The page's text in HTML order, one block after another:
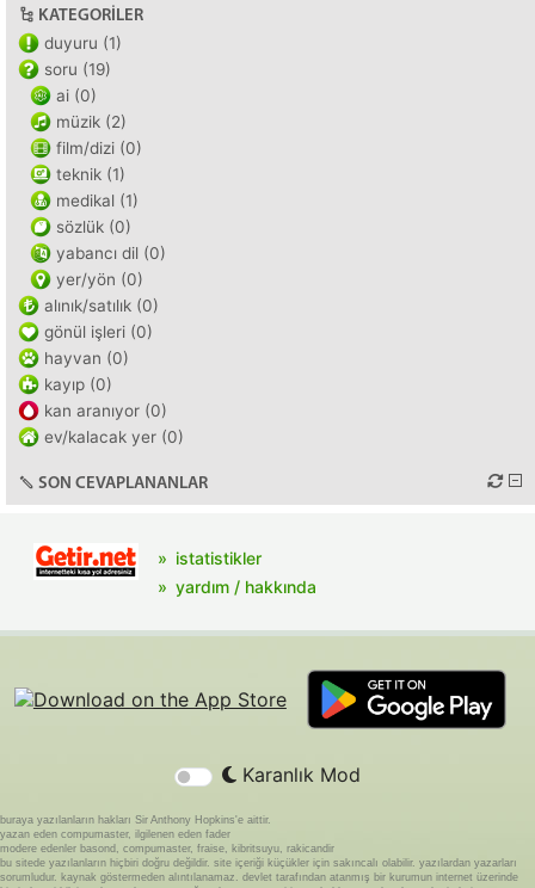
KATEGORILER
duyuru (1)
soru (19)
ai (0)
müzik (2)
film/dizi (0)
teknik (1)
medikal (1)
sözlük (0)
yabancı dil (0)
yer/yön (0)
alınık/satılık (0)
gönül işleri (0)
hayvan (0)
kayıp (0)
kan aranıyor (0)
ev/kalacak yer (0)
SON CEVAPLANANLAR
istatistikler
yardım / hakkında
Karanlık Mod
buraya yazılanların hakları Sir Anthony Hopkins'e aittir.
yazan eden compumaster, ilgilenen eden fader
modere edenler basond, compumaster, fraise, kibritsuyu, rakicandir
bu sitede yazılanların hiçbiri doğru değildir. site içeriği küçükler için sakıncalı olabilir. yazılardan yazarları
sorumludur. kaynak göstermeden alıntılanamaz. devlet tarafından atanmış bir kurumun internet üzerinde